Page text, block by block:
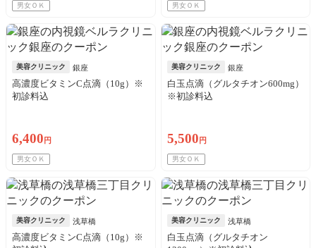
男女ＯＫ 男女ＯＫ
美容クリニック 銀座
高濃度ビタミンC点滴（10g）※
初診料込
6,400 円
男女ＯＫ
美容クリニック 銀座
白玉点滴（グルタチオン600mg）
※初診料込
5,500 円
男女ＯＫ
美容クリニック 浅草橋
高濃度ビタミンC点滴（10g）※
美容クリニック 浅草橋
白玉点滴（グルタチオン